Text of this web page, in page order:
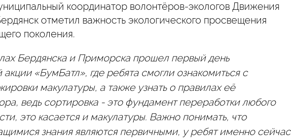
координатор волонтёров-экологов Движения
отметил важность экологического просвещения
поколения.
Бердянска и Приморска прошел первый день
«БумБатл», где ребята смогли ознакомиться с
макулатуры, а также узнать о правилах её
ведь сортировка - это фундамент переработки любого
это касается и макулатуры. Важно понимать, что
знания являются первичными, у ребят именно сейчас